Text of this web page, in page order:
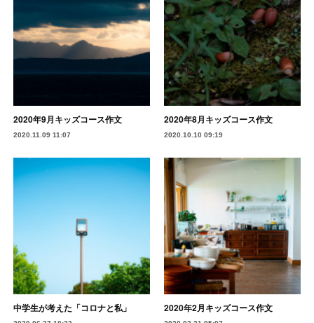
2020年9月キッズコース作文
2020.11.09 11:07
2020年8月キッズコース作文
2020.10.10 09:19
中学生が考えた「コロナと私」 2020年2月キッズコース作文